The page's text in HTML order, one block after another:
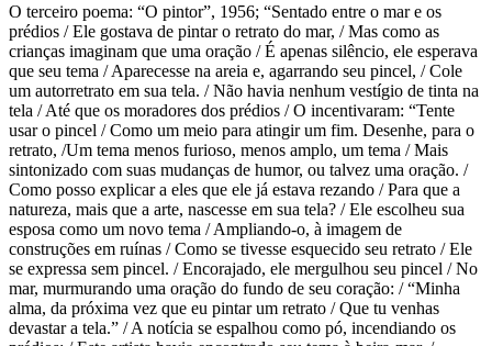
O terceiro poema: “O pintor”, 1956; “Sentado entre o mar e os
prédios / Ele gostava de pintar o retrato do mar, / Mas como as
crianças imaginam que uma oração / É apenas silêncio, ele esperava
que seu tema / Aparecesse na areia e, agarrando seu pincel, / Cole
um autorretrato em sua tela. / Não havia nenhum vestígio de tinta na
tela / Até que os moradores dos prédios / O incentivaram: “Tente
usar o pincel / Como um meio para atingir um fim. Desenhe, para o
retrato, /Um tema menos furioso, menos amplo, um tema / Mais
sintonizado com suas mudanças de humor, ou talvez uma oração. /
Como posso explicar a eles que ele já estava rezando / Para que a
natureza, mais que a arte, nascesse em sua tela? / Ele escolheu sua
esposa como um novo tema / Ampliando-o, à imagem de
construções em ruínas / Como se tivesse esquecido seu retrato / Ele
se expressa sem pincel. / Encorajado, ele mergulhou seu pincel / No
mar, murmurando uma oração do fundo de seu coração: / “Minha
alma, da próxima vez que eu pintar um retrato / Que tu venhas
devastar a tela.” / A notícia se espalhou como pó, incendiando os